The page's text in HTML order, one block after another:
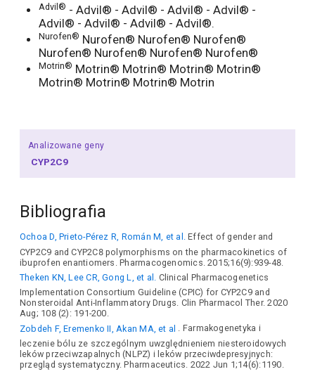
Advil® - Advil® - Advil® - Advil® - Advil® -
Advil® - Advil® - Advil® - Advil®.
Nurofen® Nurofen® Nurofen® Nurofen®
Nurofen® Nurofen® Nurofen® Nurofen®
Motrin® Motrin® Motrin® Motrin® Motrin®
Motrin® Motrin® Motrin® Motrin
Analizowane geny
CYP2C9
Bibliografia
Ochoa D, Prieto-Pérez R, Román M, et al. Effect of gender and
CYP2C9 and CYP2C8 polymorphisms on the pharmacokinetics of
ibuprofen enantiomers. Pharmacogenomics. 2015;16(9):939-48.
Theken KN, Lee CR, Gong L, et al.
Clinical Pharmacogenetics
Implementation Consortium Guideline (CPIC) for CYP2C9 and
Nonsteroidal Anti-Inflammatory Drugs. Clin Pharmacol Ther. 2020
Aug; 108 (2): 191-200.
Zobdeh F, Eremenko II, Akan MA, et al . Farmakogenetyka i
leczenie bólu ze szczególnym uwzględnieniem niesteroidowych
leków przeciwzapalnych (NLPZ) i leków przeciwdepresyjnych:
przegląd systematyczny. Pharmaceutics. 2022 Jun 1;14(6):1190.